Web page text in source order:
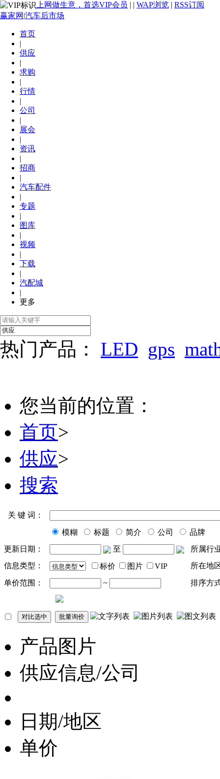
上网做生意，首选VIP会员 | | WAP浏览 | RSS订阅
赢家网|汽车后市场
首页
|
供应
|
求购
|
行情
|
公司
|
展会
|
资讯
|
招商
|
汽车配件
|
专题
|
图库
|
视频
|
下载
|
汽配城
|
更多
热门产品： LED gps
您当前的位置：
首页>
供应>
搜索
关 键 词：
模糊 标题 简介 公司
品牌
更新日期：
至
所属行
信息类型：
标价 图片 VIP 所在地
单价范围： ~ 排序方
产品图片
供应信息/公司
日期/地区
单价